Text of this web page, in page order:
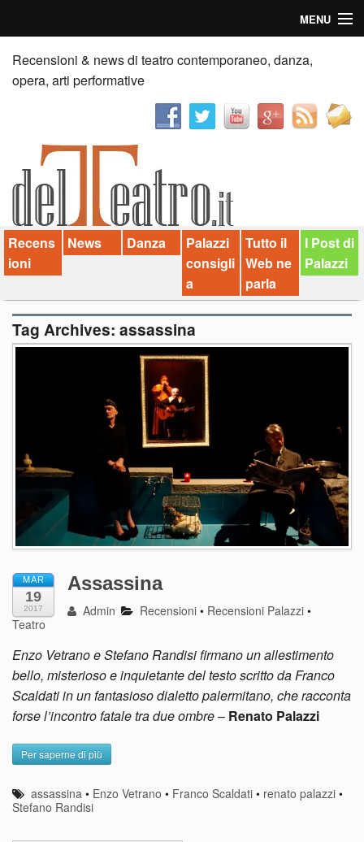
MENU
Home
Recensioni
News
Palazzi consiglia
Video
Chi siamo
Contatti
Recensioni & news di teatro contemporaneo, danza,
opera, arti performative
Recens
ioni
News Danza
Palazzi
consigli
a
Tutto il
Web ne
parla
I Post di
Palazzi
Tag Archives: assassina
MAR
19
2017
Assassina
Admin Recensioni • Recensioni Palazzi •
Teatro
Enzo Vetrano e Stefano Randisi firmano un allestimento
bello, misterioso e inquietante del testo scritto da Franco
Scaldati in un fantasioso dialetto palermitano, che racconta
forse l’incontro fatale tra due ombre– Renato Palazzi
Per saperne di più
assassina • Enzo Vetrano • Franco Scaldati • renato palazzi •
Stefano Randisi